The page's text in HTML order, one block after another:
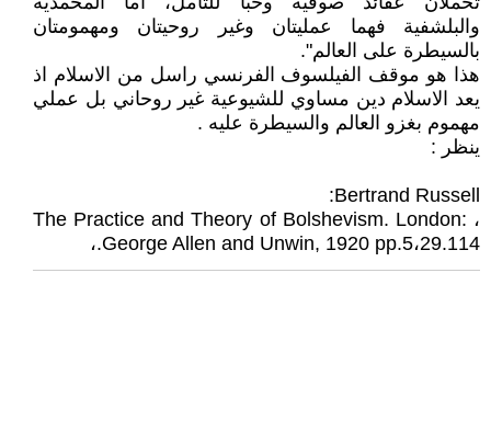
والبلشفية فهما عمليتان وغير روحيتان ومهمومتان
بالسيطرة على العالم".
هذا هو موقف الفيلسوف الفرنسي راسل من الاسلام اذ
يعد الاسلام دين مساوي للشيوعية غير روحاني بل عملي
مهموم بغزو العالم والسيطرة عليه .
ينظر :
Bertrand Russell:
، The Practice and Theory of Bolshevism. London:
George Allen and Unwin, 1920 pp.5،29.114.،